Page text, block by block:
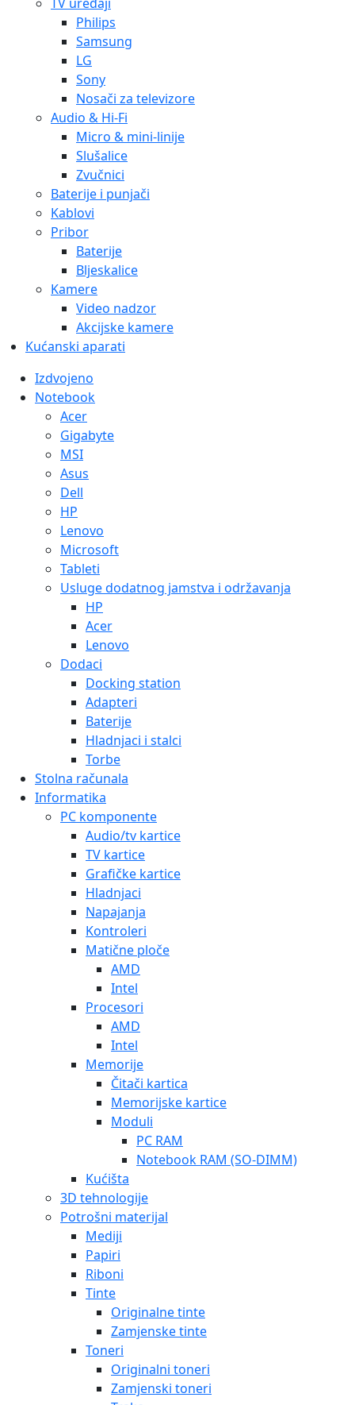
Philips
Samsung
LG
Sony
Nosači za televizore
Audio & Hi-Fi
Micro & mini-linije
Slušalice
Zvučnici
Baterije i punjači
Kablovi
Pribor
Baterije
Bljeskalice
Kamere
Video nadzor
Akcijske kamere
Kućanski aparati
Izdvojeno
Notebook
Acer
Gigabyte
MSI
Asus
Dell
HP
Lenovo
Microsoft
Tableti
Usluge dodatnog jamstva i održavanja
HP
Acer
Lenovo
Dodaci
Docking station
Adapteri
Baterije
Hladnjaci i stalci
Torbe
Stolna računala
Informatika
PC komponente
Audio/tv kartice
TV kartice
Grafičke kartice
Hladnjaci
Napajanja
Kontroleri
Matične ploče
AMD
Intel
Procesori
AMD
Intel
Memorije
Čitači kartica
Memorijske kartice
Moduli
PC RAM
Notebook RAM (SO-DIMM)
Kućišta
3D tehnologije
Potrošni materijal
Mediji
Papiri
Riboni
Tinte
Originalne tinte
Zamjenske tinte
Toneri
Originalni toneri
Zamjenski toneri